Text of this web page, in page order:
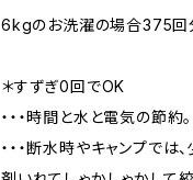
6kgのお洗濯の場合375
＊すずぎ0回でOK
・・・時間と水と電気の節約。
・・・断水時やキャンプで